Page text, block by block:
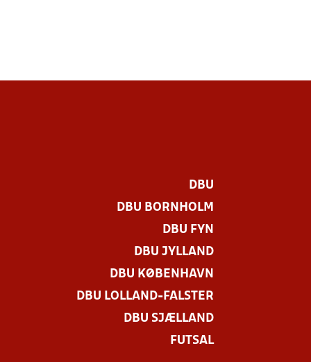
DBU
DBU BORNHOLM
DBU FYN
DBU JYLLAND
DBU KØBENHAVN
DBU LOLLAND-FALSTER
DBU SJÆLLAND
FUTSAL